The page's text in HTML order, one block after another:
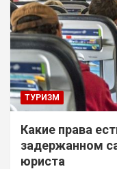
ТУРИЗМ
Какие права
задержанном
юриста